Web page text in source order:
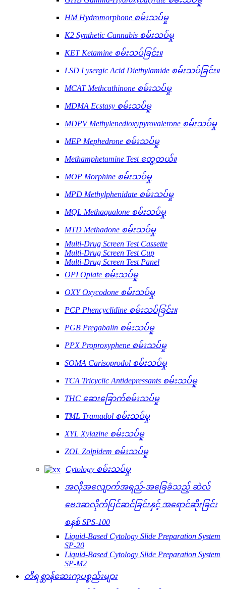
HM Hydromorphone စမ်းသပ်မှု
K2 Synthetic Cannabis စမ်းသပ်မှု
KET Ketamine စမ်းသပ်ခြင်း။
LSD Lysergic Acid Diethylamide စမ်းသပ်ခြင်း။
MCAT Methcathinone စမ်းသပ်မှု
MDMA Ecstasy စမ်းသပ်မှု
MDPV Methylenedioxypyrovalerone စမ်းသပ်မှု
MEP Mephedrone စမ်းသပ်မှု
Methamphetamine Test တွေ့တယ်။
MOP Morphine စမ်းသပ်မှု
MPD Methylphenidate စမ်းသပ်မှု
MQL Methaqualone စမ်းသပ်မှု
MTD Methadone စမ်းသပ်မှု
Multi-Drug Screen Test Cassette
Multi-Drug Screen Test Cup
Multi-Drug Screen Test Panel
OPI Opiate စမ်းသပ်မှု
OXY Oxycodone စမ်းသပ်မှု
PCP Phencyclidine စမ်းသပ်ခြင်း။
PGB Pregabalin စမ်းသပ်မှု
PPX Proproxyphene စမ်းသပ်မှု
SOMA Carisoprodol စမ်းသပ်မှု
TCA Tricyclic Antidepressants စမ်းသပ်မှု
THC ဆေးခြောက်စမ်းသပ်မှု
TML Tramadol စမ်းသပ်မှု
XYL Xylazine စမ်းသပ်မှု
ZOL Zolpidem စမ်းသပ်မှု
Cytology စမ်းသပ်မှု
အလိုအလျောက်အရည်-အခြေခံသည့် ဆဲလ်
ဗေဒဆလိုက်ပြင်ဆင်ခြင်းနှင့် အရောင်ဆိုးခြင်း
စနစ် SPS-100
Liquid-Based Cytology Slide Preparation System
SP-20
Liquid-Based Cytology Slide Preparation System
SP-M2
တိရစ္ဆာန်ဆေးကုပစ္စည်းများ